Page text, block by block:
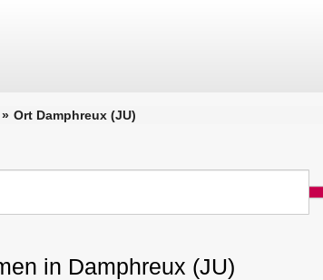
Ort Damphreux (JU)
in Damphreux (JU)